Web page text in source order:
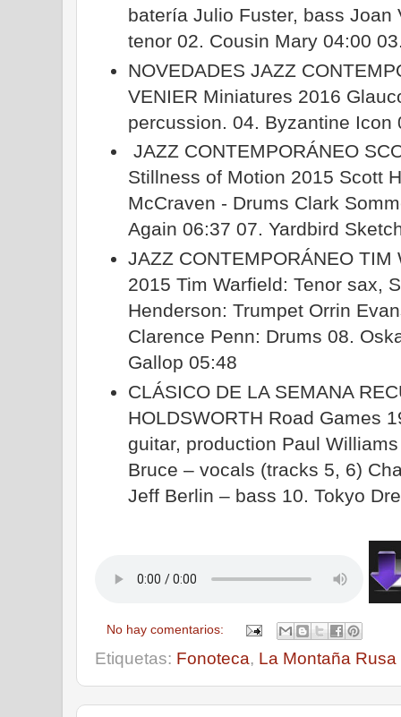
batería Julio Fuster, bass Joan
tenor 02. Cousin Mary 04:00
NOVEDADES JAZZ
VENIER Miniatures 2016
percussion. 04. Byzantine
JAZZ CONTEMPORÁNEO
Stillness of Motion 2015 Scott
McCraven - Drums Clark
Again 06:37 07. Yardbird
JAZZ CONTEMPORÁNEO TIM
2015 Tim Warfield: Tenor sax,
Henderson: Trumpet Orrin
Clarence Penn: Drums 08.
Gallop 05:48
CLÁSICO DE LA SEMANA
HOLDSWORTH Road Games
guitar, production Paul
Bruce – vocals (tracks 5, 6)
Jeff Berlin – bass 10. Tokyo
No hay comentarios:
Etiquetas: Fonoteca, La Montaña Rusa